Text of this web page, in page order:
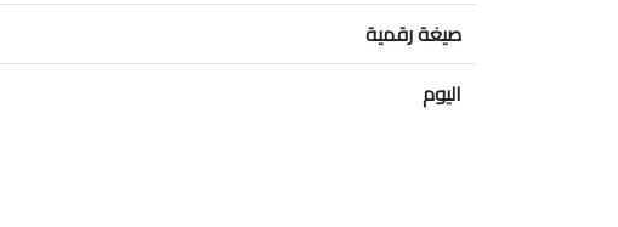
صيغة رقمية
اليوم